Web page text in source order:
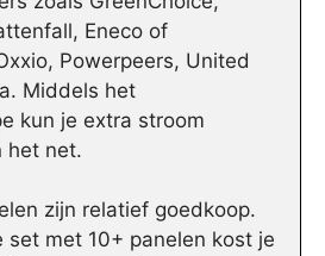
Eneco of
Powerpeers, United
Middels het
kun je extra stroom
het net.
zijn relatief goedkoop.
set met 10+ panelen kost je